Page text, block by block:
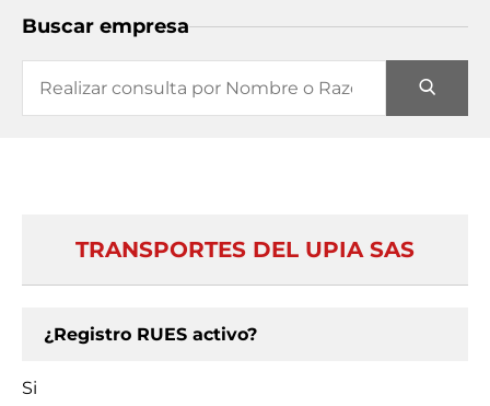
Buscar empresa
TRANSPORTES DEL UPIA SAS
¿Registro RUES activo?
Si